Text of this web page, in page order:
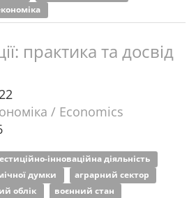
практика та досвід
/ Economics
інноваційна діяльність
думки
аграрний сектор
облік
воєнний стан